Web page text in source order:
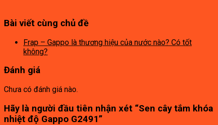
Bài viết cùng chủ đề
Frap – Gappo là thương hiệu của nước nào? Có tốt
không?
Đánh giá
Chưa có đánh giá nào.
Hãy là người đầu tiên nhận xét “Sen cây tắm khóa
nhiệt độ Gappo G2491”